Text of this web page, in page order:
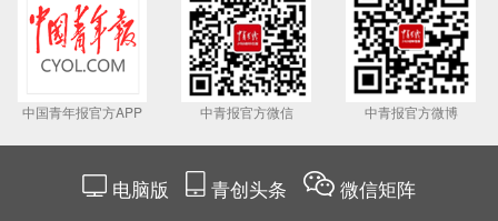
中国青年报官方APP 中青报官方微信 中青报官方微博
电脑版 青创头条 微信矩阵